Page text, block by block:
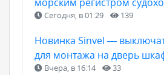
Сегодня, в 01:29 139
Новинка Sinvel —
для монтажа на дверь
Вчера, в 16:14 33